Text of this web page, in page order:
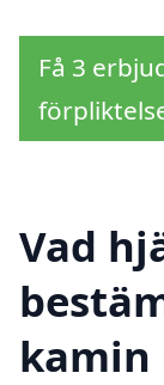
Få 3
Vad
kamin